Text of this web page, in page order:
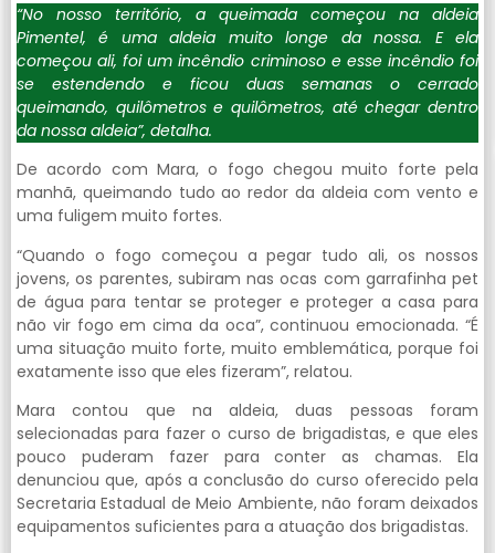
“No nosso território, a queimada começou na aldeia
Pimentel, é uma aldeia muito longe da nossa. E ela
começou ali, foi um incêndio criminoso e esse incêndio foi
se estendendo e ficou duas semanas o cerrado
queimando, quilômetros e quilômetros, até chegar dentro
da nossa aldeia”, detalha.
De acordo com Mara, o fogo chegou muito forte pela
manhã, queimando tudo ao redor da aldeia com vento e
uma fuligem muito fortes.
“Quando o fogo começou a pegar tudo ali, os nossos
jovens, os parentes, subiram nas ocas com garrafinha pet
de água para tentar se proteger e proteger a casa para
não vir fogo em cima da oca”, continuou emocionada. “É
uma situação muito forte, muito emblemática, porque foi
exatamente isso que eles fizeram”, relatou.
Mara contou que na aldeia, duas pessoas foram
selecionadas para fazer o curso de brigadistas, e que eles
pouco puderam fazer para conter as chamas. Ela
denunciou que, após a conclusão do curso oferecido pela
Secretaria Estadual de Meio Ambiente, não foram deixados
equipamentos suficientes para a atuação dos brigadistas.